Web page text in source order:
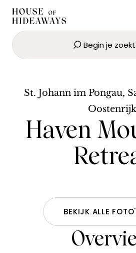
Begin je
Haven
St. Johann im Pongau,
Oostenrijk
Haven
BEKIJK ALLE